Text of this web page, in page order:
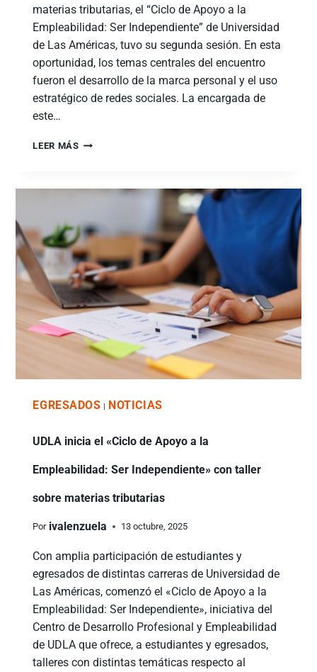
materias tributarias, el “Ciclo de Apoyo a la
Empleabilidad: Ser Independiente” de Universidad
de Las Américas, tuvo su segunda sesión. En esta
oportunidad, los temas centrales del encuentro
fueron el desarrollo de la marca personal y el uso
estratégico de redes sociales. La encargada de
este…
LEER MÁS
EGRESADOS | NOTICIAS
UDLA inicia el «Ciclo de Apoyo a la
Empleabilidad: Ser Independiente» con taller
sobre materias tributarias
Por ivalenzuela 13 octubre, 2025
Con amplia participación de estudiantes y
egresados de distintas carreras de Universidad de
Las Américas, comenzó el «Ciclo de Apoyo a la
Empleabilidad: Ser Independiente», iniciativa del
Centro de Desarrollo Profesional y Empleabilidad
de UDLA que ofrece, a estudiantes y egresados,
talleres con distintas temáticas respecto al